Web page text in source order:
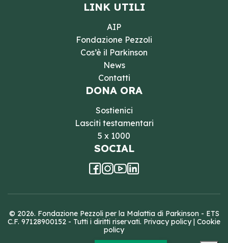
LINK UTILI
AIP
Fondazione Pezzoli
Cos’è il Parkinson
News
Contatti
DONA ORA
Sostienici
Lasciti testamentari
5 x 1000
SOCIAL
© 2026. Fondazione Pezzoli per la Malattia di Parkinson - ETS
C.F. 97128900152 - Tutti i diritti riservati. Privacy policy| Cookie
policy